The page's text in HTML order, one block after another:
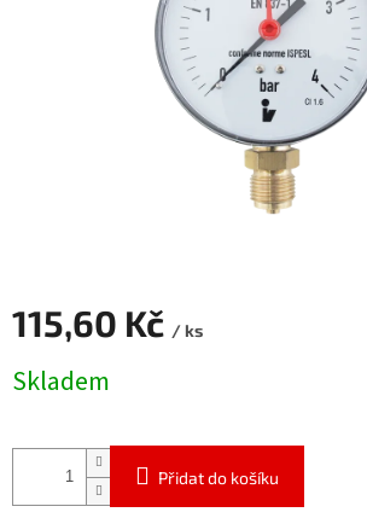
115,60 Kč / ks
cena:
Skladem
Přidat do košíku